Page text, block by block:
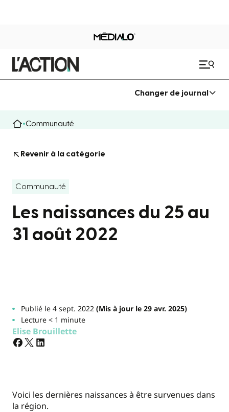
Changer de journal
Communauté
Revenir à la catégorie
Communauté
Les naissances du 25 au
31 août 2022
Publié le 4 sept. 2022(Mis à jour le 29 avr. 2025)
Lecture < 1 minute
Elise Brouillette
Voici les dernières naissances à être survenues dans
la région.